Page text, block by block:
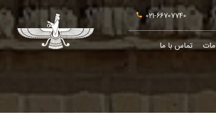
021-66707740
تماس با ما
;